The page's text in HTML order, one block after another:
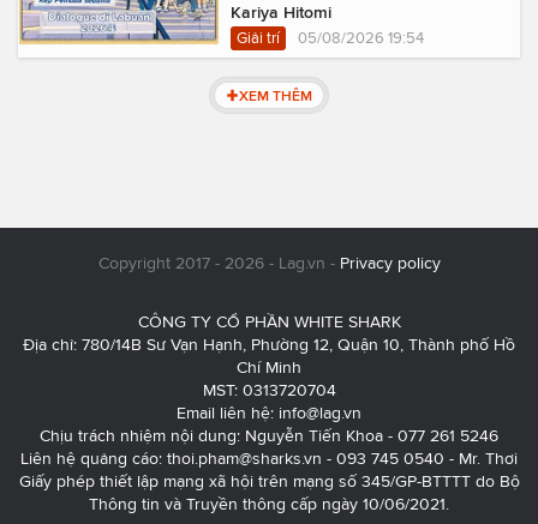
Kariya Hitomi
Giải trí 05/08/2026 19:54
XEM THÊM
Copyright 2017 - 2026 - Lag.vn - Privacy policy
CÔNG TY CỔ PHẦN WHITE SHARK
Địa chỉ: 780/14B Sư Vạn Hạnh, Phường 12, Quận 10, Thành phố Hồ
Chí Minh
MST: 0313720704
Email liên hệ: info@lag.vn
Chịu trách nhiệm nội dung: Nguyễn Tiến Khoa - 077 261 5246
Liên hệ quảng cáo: thoi.pham@sharks.vn - 093 745 0540 - Mr. Thơi
Giấy phép thiết lập mạng xã hội trên mạng số 345/GP-BTTTT do Bộ
Thông tin và Truyền thông cấp ngày 10/06/2021.